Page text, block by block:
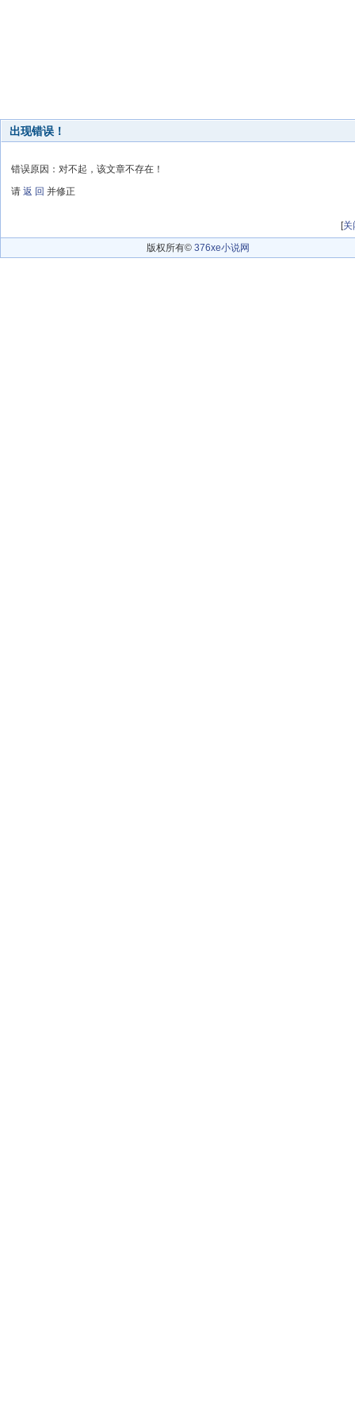
出现错误！
错误原因：对不起，该文章不存在！
请 返 回 并修正
[关
版权所有© 376xe小说网